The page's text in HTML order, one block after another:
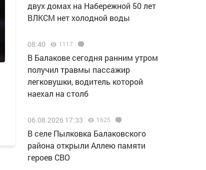
двух домах на Набережной 50 лет
ВЛКСМ нет холодной воды
08:40 1117
В Балакове сегодня ранним утром
получил травмы пассажир
легковушки, водитель которой
наехал на столб
06.08.2026 17:33 1625
В селе Пылковка Балаковского
района открыли Аллею памяти
героев СВО